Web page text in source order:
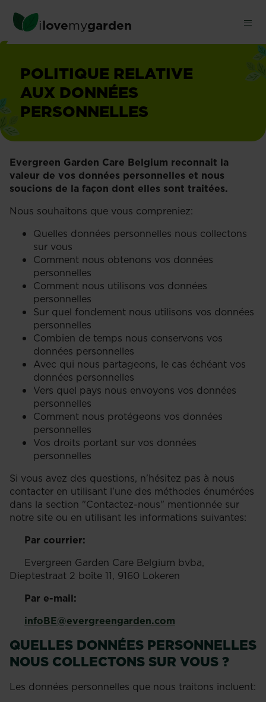
main
content
ilovemygarden
POLITIQUE RELATIVE
AUX DONNÉES
PERSONNELLES
Evergreen Garden Care Belgium reconnait la
valeur de vos données personnelles et nous
soucions de la façon dont elles sont traitées.
Nous souhaitons que vous compreniez:
Quelles données personnelles nous collectons
sur vous
Comment nous obtenons vos données
personnelles
Comment nous utilisons vos données
personnelles
Sur quel fondement nous utilisons vos données
personnelles
Combien de temps nous conservons vos
données personnelles
Avec qui nous partageons, le cas échéant vos
données personnelles
Vers quel pays nous envoyons vos données
personnelles
Comment nous protégeons vos données
personnelles
Vos droits portant sur vos données
personnelles
Si vous avez des questions, n'hésitez pas à nous
contacter en utilisant l'une des méthodes énumérées
dans la section "Contactez-nous" mentionnée sur
notre site ou en utilisant les informations suivantes:
Par courrier:
Evergreen Garden Care Belgium bvba,
Dieptestraat 2 boîte 11, 9160 Lokeren
Par e-mail:
infoBE@evergreengarden.com
QUELLES DONNÉES PERSONNELLES
NOUS COLLECTONS SUR VOUS ?
Les données personnelles que nous traitons incluent: